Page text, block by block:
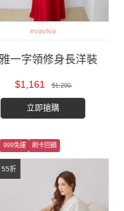
evaviva
一字領修身長洋裝
$1,161 $1,290
立即搶購
55折
999免運 刷卡回饋